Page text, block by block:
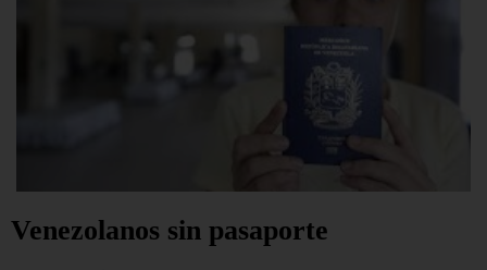
Venezolanos sin pasaporte